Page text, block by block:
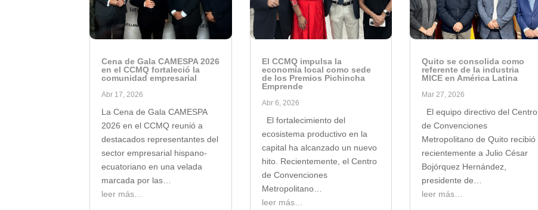
Cena de Gala CAMESPA 2026
en el CCMQ fortaleció la
comunidad empresarial
Abr 17, 2026
La Cena de Gala CAMESPA
2026 en el CCMQ reunió a
destacados representantes del
sector empresarial hispano-
ecuatoriano en una velada
marcada por las…
leer más…
El CCMQ impulsa la
economía local como sede
de los Premios Pichincha
Emprende
Abr 6, 2026
El fortalecimiento del
ecosistema productivo en la
capital ha alcanzado un nuevo
hito. Recientemente, el Centro
de Convenciones
Metropolitano…
leer más…
Quito se consolida como
referente de la industria
MICE en América Latina
Mar 27, 2026
El equipo directivo del Centro
de Convenciones
Metropolitano de Quito recibió
recientemente a Julio César
Bojórquez Hernández,
presidente de…
leer más…